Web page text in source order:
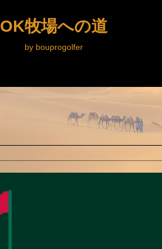
OK牧場への道
by bouprogolfer